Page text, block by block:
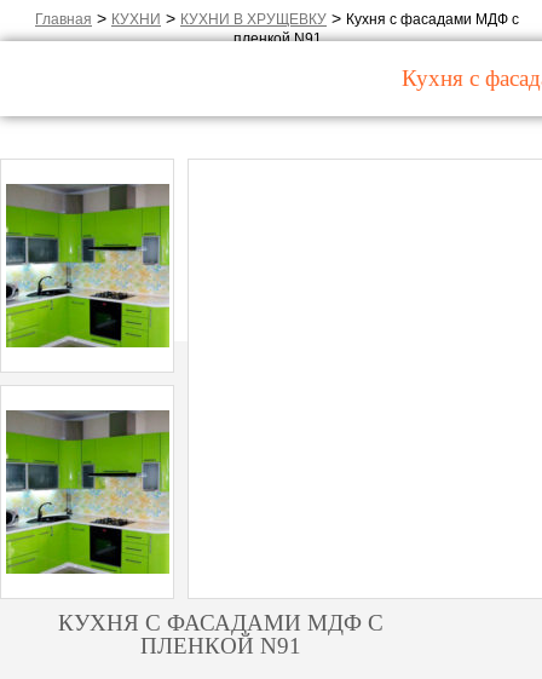
Главная > КУХНИ > КУХНИ В ХРУЩЕВКУ > Кухня с фасадами МДФ с
пленкой N91
Кухня с
КУХНЯ С ФАСАДАМИ МДФ С
ПЛЕНКОЙ N91